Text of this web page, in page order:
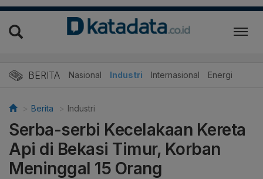
BERITA Nasional Industri Internasional Energi
Berita Industri
Serba-serbi Kecelakaan Kereta
Api di Bekasi Timur, Korban
Meninggal 15 Orang